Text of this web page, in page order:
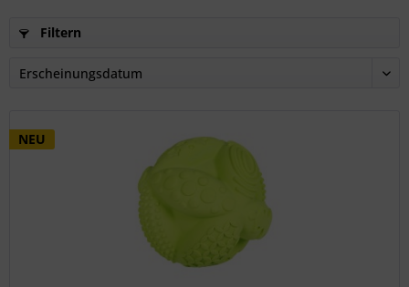
Filtern
NEU